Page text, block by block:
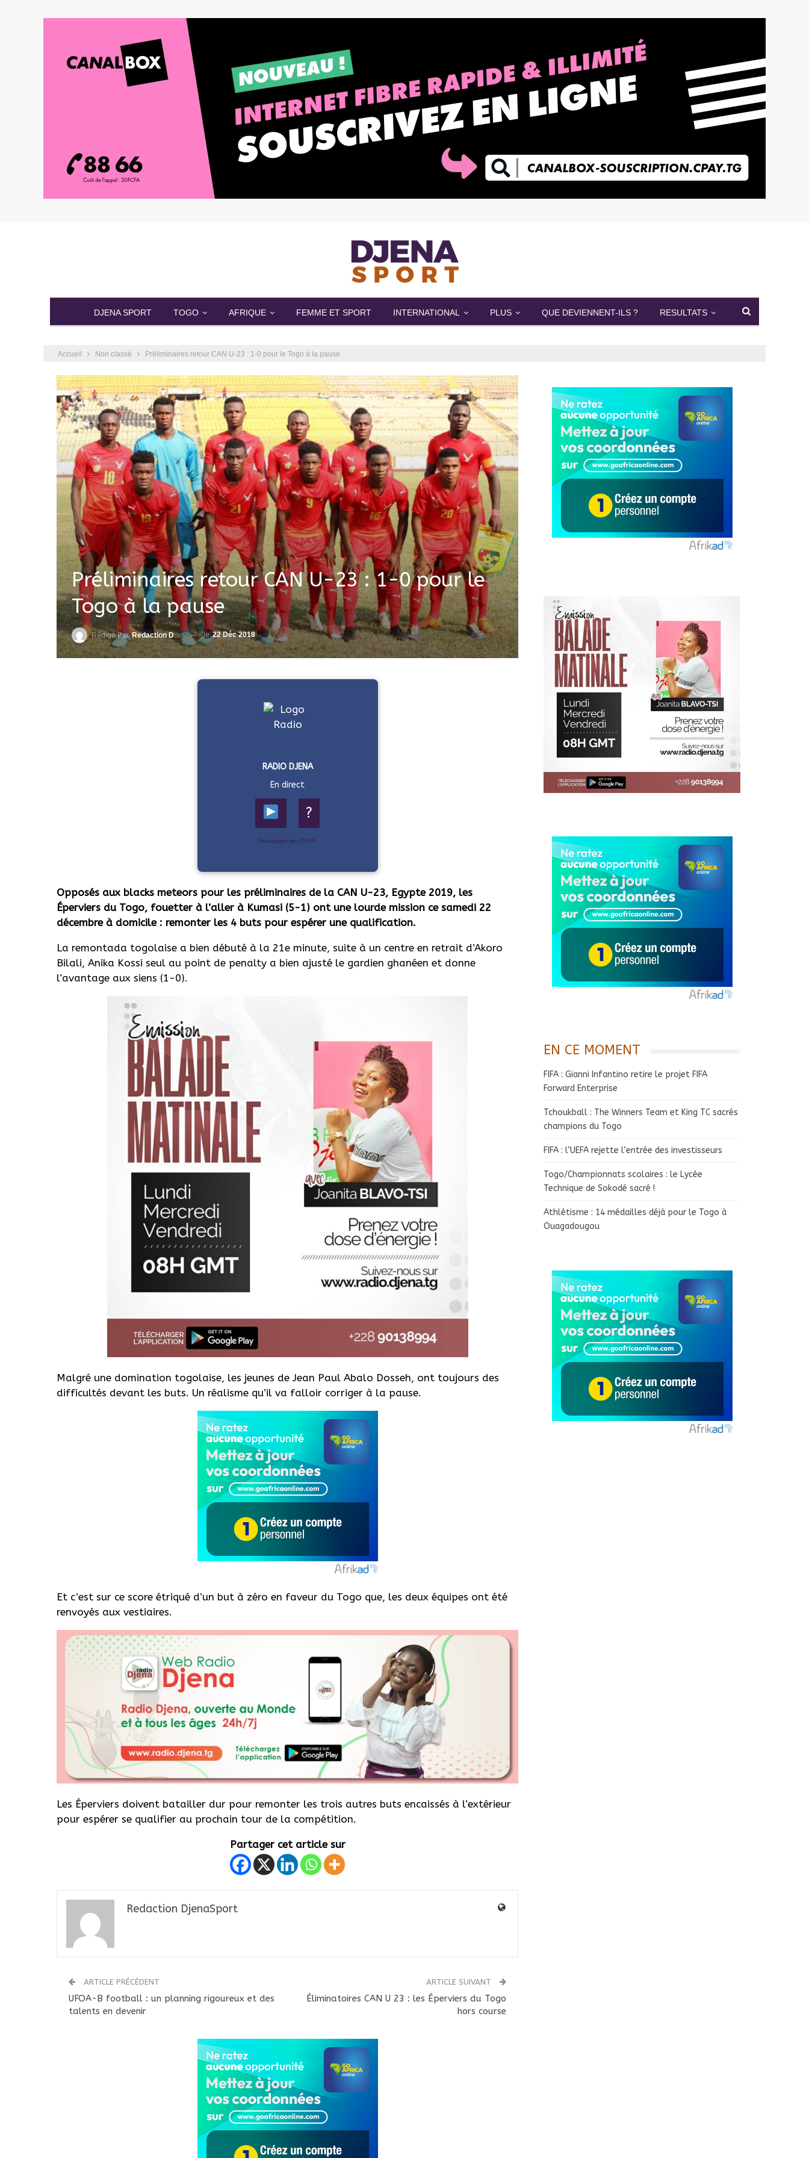
DJENA SPORT TOGO AFRIQUE FEMME ET SPORT INTERNATIONAL PLUS QUE DEVIENNENT-ILS ? RESULTATS
Accueil Non classé Préliminaires retour CAN U-23 : 1-0 pour le Togo à la pause
Préliminaires retour CAN U-23 : 1-0 pour le
Togo à la pause
Rédigé ParRedaction DjenaSport le22 Déc 2018
RADIO DJENA
En direct
?
Développé par OTIYA
Opposés aux blacks meteors pour les préliminaires de la CAN U-23, Egypte 2019, les
Éperviers du Togo, fouetter à l’aller à Kumasi (5-1) ont une lourde mission ce samedi 22
décembre à domicile : remonter les 4 buts pour espérer une qualification.
La remontada togolaise a bien débuté à la 21e minute, suite à un centre en retrait d’Akoro
Bilali, Anika Kossi seul au point de penalty a bien ajusté le gardien ghanéen et donne
l’avantage aux siens (1-0).
Malgré une domination togolaise, les jeunes de Jean Paul Abalo Dosseh, ont toujours des
difficultés devant les buts. Un réalisme qu’il va falloir corriger à la pause.
Et c’est sur ce score étriqué d’un but à zéro en faveur du Togo que, les deux équipes ont été
renvoyés aux vestiaires.
Les Éperviers doivent batailler dur pour remonter les trois autres buts encaissés à l’extérieur
pour espérer se qualifier au prochain tour de la compétition.
Partager cet article sur
Redaction DjenaSport
ARTICLE PRÉCÉDENT
UFOA-B football : un planning rigoureux et des
talents en devenir
ARTICLE SUIVANT
Éliminatoires CAN U 23 : les Éperviers du Togo
hors course
EN CE MOMENT
FIFA : Gianni Infantino retire le projet FIFA
Forward Enterprise
Tchoukball : The Winners Team et King TC sacrés
champions du Togo
FIFA : l’UEFA rejette l’entrée des investisseurs
Togo/Championnats scolaires : le Lycée
Technique de Sokodé sacré !
Athlétisme : 14 médailles déjà pour le Togo à
Ouagadougou